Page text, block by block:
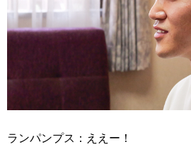
ランパンプス：ええー！